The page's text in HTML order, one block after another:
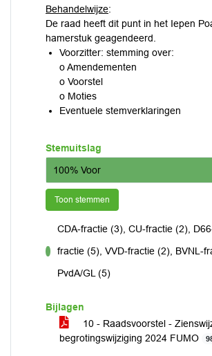
Behandelwijze:
De raad heeft dit punt in het Iepen
hamerstuk geagendeerd.
Voorzitter: stemming over:
o Amendementen
o Voorstel
o Moties
Eventuele stemverklaringen
Stemuitslag
100% Voor
Toon stemmen
CDA-fractie (3), CU-fractie (2),
fractie (5), VVD-fractie (2), BVNL-
PvdA/GL (5)
Bijlagen
10 - Raadsvoorstel -
begrotingswijziging 2024 FUMO